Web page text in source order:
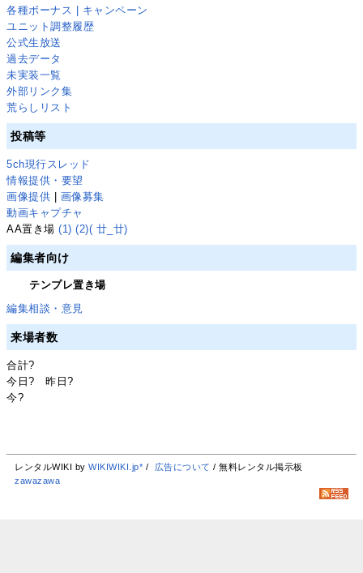
各種ボーナス | キャンペーン
ユニット調整履歴
公式生放送
過去データ
未実装一覧
外部リンク集
荒らしリスト
投稿等
5ch現行スレッド
情報提供・要望
画像提供
画像募集
動画キャプチャ
AA置き場(1) (2)( 廿_廿)
編集者向け
テンプレ置き場
編集相談・意見
来場者数
合計?
今日? 昨日?
今?
レンタルWIKI byWIKIWIKI.jp* / 広告について / 無料レンタル掲示板
zawazawa